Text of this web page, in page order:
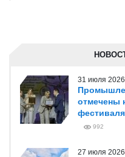
31 июля 2026
отмечены
992
27 июля 2026